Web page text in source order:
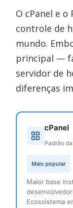
O cPanel e o
controle de
mundo.
principal —
servidor de
diferenças
cPanel
Padrão
Mais popular
Maior base
Ecossistema